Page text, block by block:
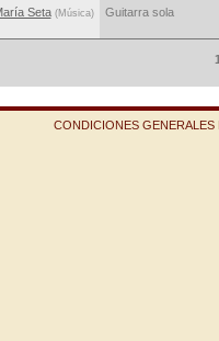
Seta(Música) Guitarra sola
1
CONDICIONES GENERALES